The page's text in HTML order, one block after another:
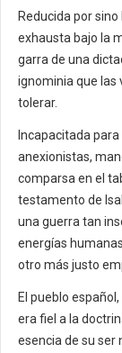
Reducida por
exhausta bajo la
garra de una
ignominia que las
tolerar.
Incapacitada
anexionistas,
comparsa en el
testamento de
una guerra tan
energías
otro más justo
El pueblo
era fiel a la
esencia de su ser